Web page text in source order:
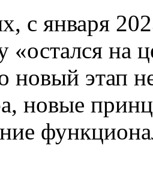
с января
«остался на
новый этап
новые